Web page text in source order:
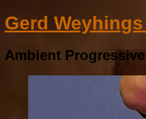
Gerd
Ambient